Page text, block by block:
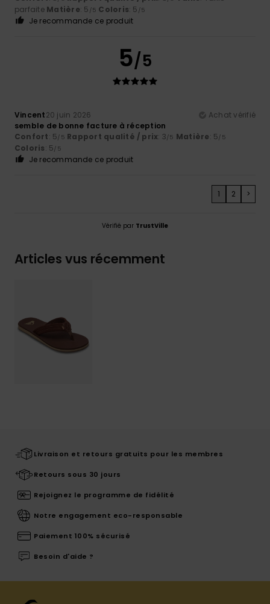
parfaite Matière: 5 /5 Coloris: 5 /5
Je recommande ce produit
5/5
Vincent20 juin 2026
Achat vérifié
semble de bonne facture à réception
Confort: 5/5 Rapport qualité / prix: 3/5 Matière: 5/5
Coloris: 5/5
Je recommande ce produit
1 2 >
Vérifié par TrustVille
Articles vus récemment
Livraison et retours gratuits pour les membres
Retours sous 30 jours
Rejoignez le programme de fidélité
Notre engagement eco-responsable
Paiement 100% sécurisé
Besoin d'aide ?